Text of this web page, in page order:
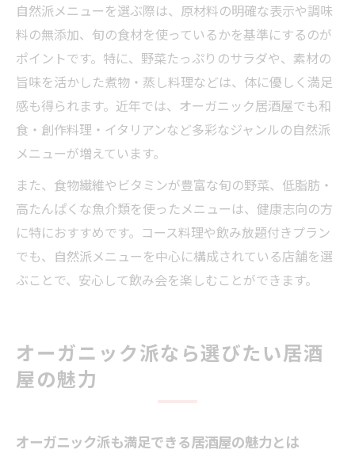
自然派メニューを選ぶ際は、原材料の明確な表示や調味
料の無添加、旬の食材を使っているかを基準にするのが
ポイントです。特に、野菜たっぷりのサラダや、素材の
旨味を活かした煮物・蒸し料理などは、体に優しく満足
感も得られます。近年では、オーガニック居酒屋でも和
食・創作料理・イタリアンなど多彩なジャンルの自然派
メニューが増えています。
また、食物繊維やビタミンが豊富な旬の野菜、低脂肪・
高たんぱくな魚介類を使ったメニューは、健康志向の方
に特におすすめです。コース料理や飲み放題付きプラン
でも、自然派メニューを中心に構成されている店舗を選
ぶことで、安心して飲み会を楽しむことができます。
オーガニック派なら選びたい居酒
屋の魅力
オーガニック派も満足できる居酒屋の魅力とは